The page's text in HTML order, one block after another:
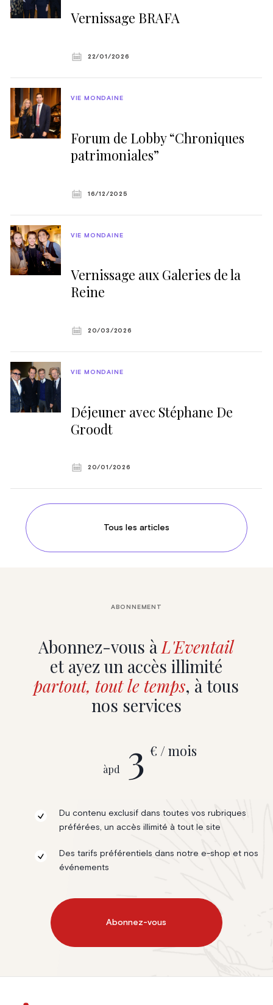
Vernissage BRAFA
22/01/2026
Forum de Lobby “Chroniques
patrimoniales”
VIE MONDAINE
16/12/2025
Vernissage aux Galeries de la
Reine
VIE MONDAINE
20/03/2026
Déjeuner avec Stéphane De
Groodt
VIE MONDAINE
20/01/2026
Tous les articles
Abonnez-vous àL'Eventail
et ayez un accès illimité
partout, tout le temps, à tous
nos services
ABONNEMENT
àpd 3 € / mois
Du contenu exclusif dans toutes vos rubriques
préférées, un accès illimité à tout le site
Des tarifs préférentiels dans notre e-shop et nos
événements
Abonnez-vous